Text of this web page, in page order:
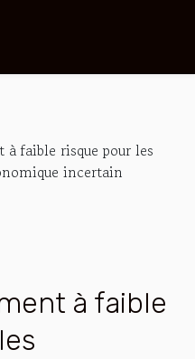
faible risque pour les
incertain
à faible